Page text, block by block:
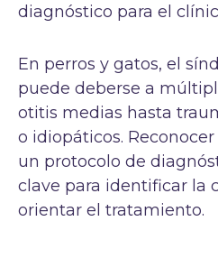
diagnóstico para el
En perros y gatos, el
puede deberse a
otitis medias hasta
o idiopáticos.
un protocolo de
clave para identificar la
orientar el tratamiento.